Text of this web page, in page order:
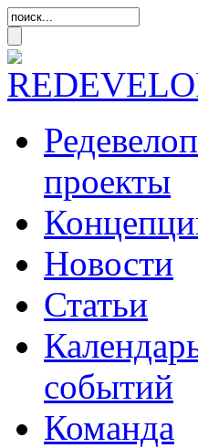
проекты
Новости
Статьи
событий
Команда